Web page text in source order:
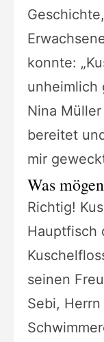
konnte:
unheimlich
Nina
bereitet
mir
Was
Richtig!
Hauptfisch
seinen
Sebi,